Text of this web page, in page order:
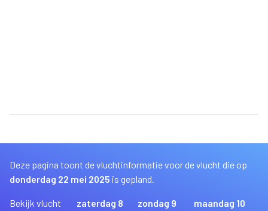
Deze pagina toont de vluchtinformatie voor de vlucht die op
donderdag 22 mei 2025 is gepland.
Bekijk vlucht
zaterdag 8
zondag 9
maandag 10